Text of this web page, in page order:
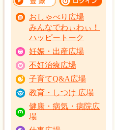
おしゃべり広場
みんなでわぃわぃ！
ハッピートーク
妊娠・出産広場
不妊治療広場
子育てQ&A広場
教育・しつけ 広場
健康・病気・病院広
場